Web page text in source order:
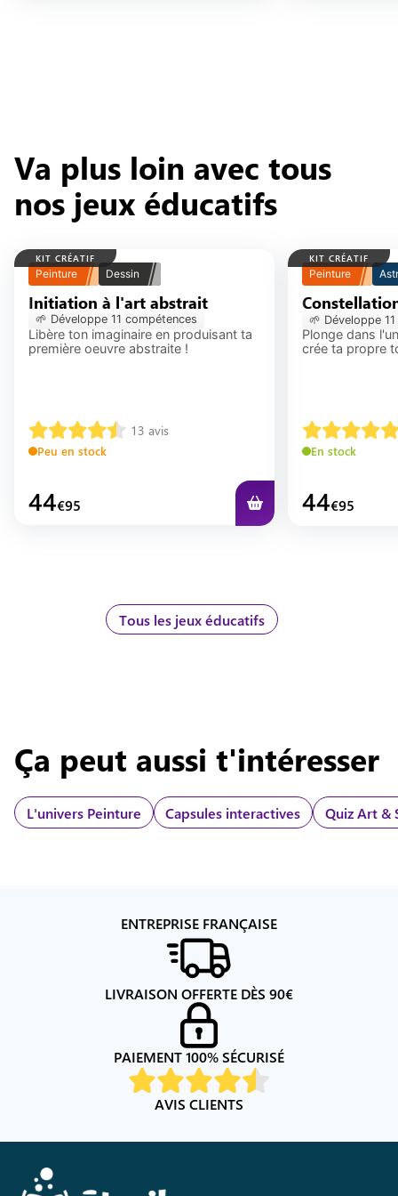
Va plus loin avec tous
nos jeux éducatifs
KIT CRÉATIF
Peinture Dessin
Initiation à l'art abstrait
🌱 Développe 11 compétences
Libère ton imaginaire en produisant ta
première oeuvre abstraite !
13 avis
Peu en stock
44€95
KIT CRÉATIF
Peinture
Constellations au
🌱 Développe 11
Plonge dans
crée ta propre
En stock
44€95
Tous les jeux éducatifs
Ça peut aussi t'intéresser
L'univers Peinture Capsules interactives Quiz Art &
ENTREPRISE FRANÇAISE
LIVRAISON OFFERTE DÈS 90€
PAIEMENT 100% SÉCURISÉ
AVIS CLIENTS